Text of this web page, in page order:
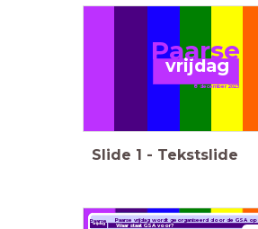
8 december 2023
vrijdag
I
Paarse
Slide 1 - Tekstslide
vrijdag
Paarse vrijdag wordtgeorganiseerd door de GSA op
Waar staat GSA voor?
Paarse
vrijdag